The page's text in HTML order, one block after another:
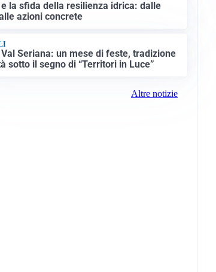
la sfida della resilienza idrica: dalle
azioni concrete
Seriana: un mese di feste, tradizione
sotto il segno di “Territori in Luce”
Altre notizie